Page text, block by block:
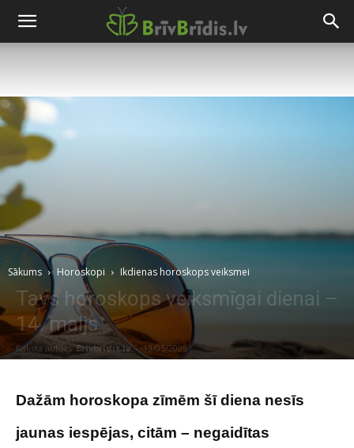
Sākums Horoskopi Ikdienas horoskops veiksmei
Tavs horoskops veiksmīgai dienai –
14. maijs
Raksta autors Brivbridis.lv - 13/05/2026
Dažām horoskopa zīmēm šī diena nesīs
jaunas iespējas, citām – negaidītas